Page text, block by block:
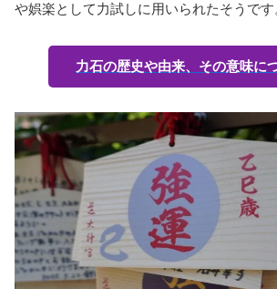
や娯楽として力試しに用いられたそうです
力石の歴史や由来、その意味に